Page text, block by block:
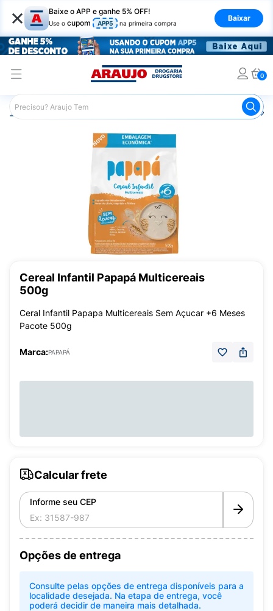
× Baixe o APP e ganhe 5% OFF!
Use o cupom APP5 na primeira compra
Baixar
0
Araujo Infantil Cereal Infantil
Cereal Infantil Papapá Multicereais
500g
Ceral Infantil Papapa Multicereais Sem Açucar +6 Meses
Pacote 500g
Marca:PAPAPÁ
Calcular frete
Informe seu CEP
Opções de entrega
Consulte pelas opções de entrega disponíveis para a
localidade desejada. Na etapa de entrega, você
poderá decidir de maneira mais detalhada.